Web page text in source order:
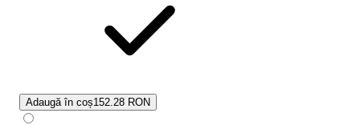
Adaugă în coș152.28 RON